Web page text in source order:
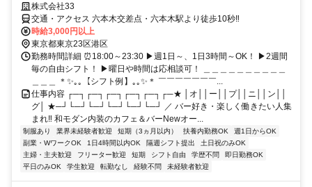
株式会社33
交通・アクセス 六本木交差点・六本木駅より徒歩10秒‼
時給3,000円以上
東京都東京23区港区
勤務時間詳細 ⏰18:00～23:30 ▶週1日～、1日3時間～OK！ ▶2週間
毎の自由シフト！ ▶曜日や時間は応相談可！ ＿＿＿＿＿＿＿＿＿＿
＿＿＿ ＊✨｡｡【シフト例】｡｡✨＊ ￣￣￣￣￣￣￣...
仕事内容 ┌─┐┌─┐┌─┐┌─┐┌─┐┌─★ │オ││ー││プ││ニ││ン││
グ│ ★─┘└─┘└─┘└─┘└─┘└─┘ ／ バー好き・楽しく働きたい人集
まれ‼ 和モダン内装のカフェ＆バーNewオー...
制服あり 業界未経験者歓迎 短期（3ヵ月以内） 扶養内勤務OK
週1日からOK
副業・WワークOK
1日4時間以内OK 隔週シフト提出
土日祝のみOK
主婦・主夫歓迎
フリーター歓迎 短期 シフト自由 学歴不問
即日勤務OK
平日のみOK
学生歓迎 転勤なし 経験不問 未経験者歓迎